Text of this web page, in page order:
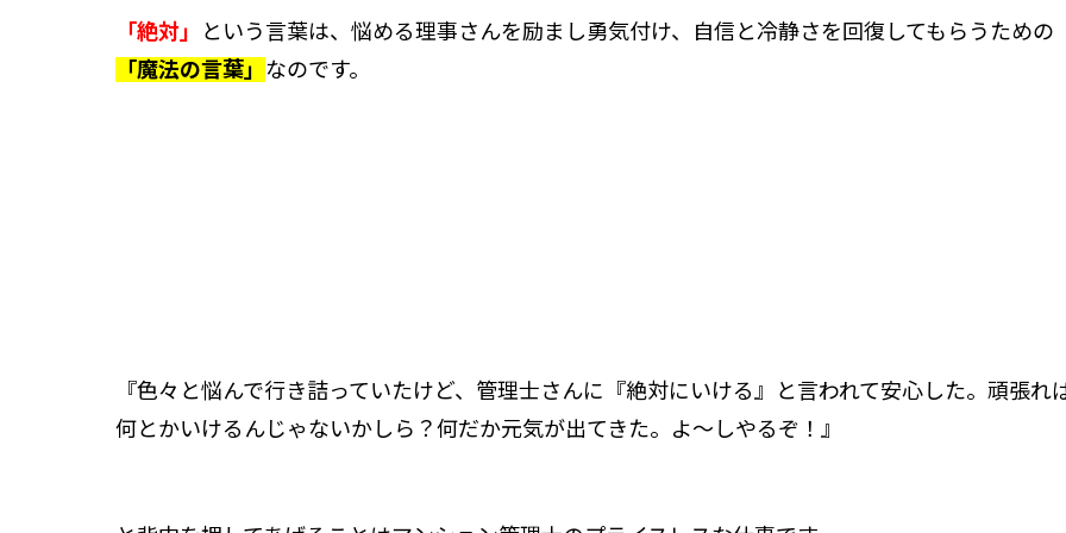
「絶対」
という言葉は、悩める理事さんを励まし勇気付け、自信と冷静さを回復してもらうための
「魔法の言葉」 なのです。
『色々と悩んで行き詰っていたけど、管理士さんに『絶対にいける』と言われて安心した。頑張れ
何とかいけるんじゃないかしら？何だか元気が出てきた。よ～しやるぞ！』